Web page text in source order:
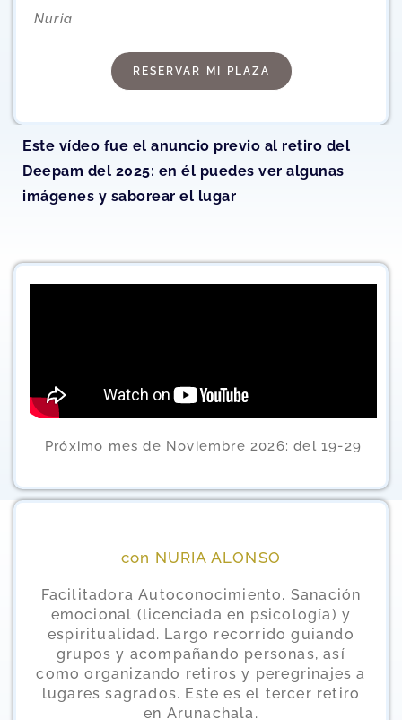
Nuria
RESERVAR MI PLAZA
Este vídeo fue el anuncio previo al retiro del
Deepam del 2025: en él puedes ver algunas
imágenes y saborear el lugar
Próximo mes de Noviembre 2026: del 19-29
con NURIA ALONSO
Facilitadora Autoconocimiento. Sanación
emocional (licenciada en psicología) y
espiritualidad. Largo recorrido guiando
grupos y acompañando personas, así
como organizando retiros y peregrinajes a
lugares sagrados. Este es el tercer retiro
en Arunachala.